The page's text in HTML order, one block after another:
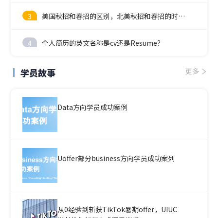
3 美国秋招和春招的区别，北美秋招和春招的时间线
4 个人简历的英文名称是cv还是Resume？
学员故事 更多
Data方向学员成功案例
Uoffer部分business方向学员成功案列
从0经验到斩获TikTok暑期offer，UIUC